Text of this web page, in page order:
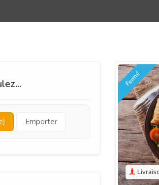
Emporter
Fermé